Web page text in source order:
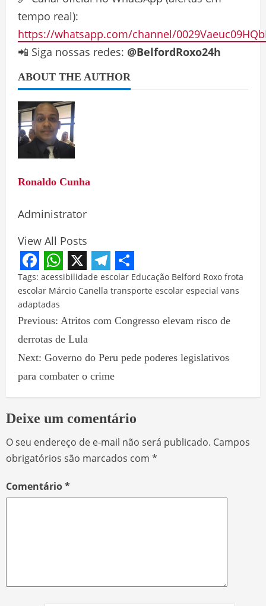
tempo real):
https://whatsapp.com/channel/
📲 Siga nossas redes: @BelfordRoxo24h
ABOUT THE AUTHOR
Ronaldo Cunha
Administrator
View All Posts
Facebook
WhatsApp
X Telegram
Share
Tags: acessibilidade escolar Educação Belford Roxo frota
escolar Márcio Canella transporte escolar especial vans
adaptadas
Previous: Atritos com Congresso elevam risco de
derrotas de Lula
Next: Governo do Peru pede poderes legislativos
para combater o crime
Deixe um comentário
O seu endereço de e-mail não será publicado. Campos
obrigatórios são marcados com *
Comentário*